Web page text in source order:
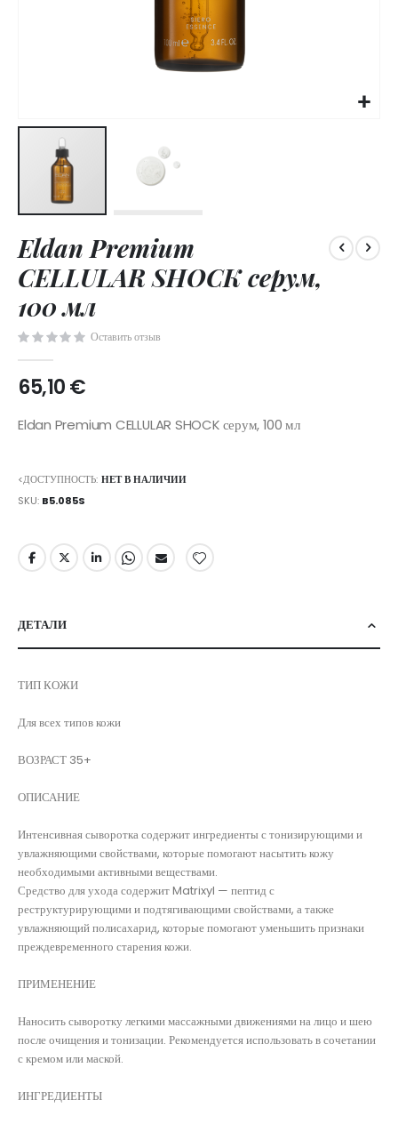
to
the
beginning
the
images
Eldan Premium
CELLULAR SHOCK серум,
100 мл
Оставить отзыв
65,10 €
Eldan Premium CELLULAR SHOCK серум, 100 мл
<ДОСТУПНОСТЬ: НЕТ В НАЛИЧИИ
SKU B5.085S
ДЕТАЛИ
ТИП КОЖИ
Для всех типов кожи
ВОЗРАСТ 35+
ОПИСАНИЕ
Интенсивная сыворотка содержит ингредиенты с тонизирующими и
увлажняющими свойствами, которые помогают насытить кожу
необходимыми активными веществами.
Средство для ухода содержит Matrixyl — пептид с
реструктурирующими и подтягивающими свойствами, а также
увлажняющий полисахарид, которые помогают уменьшить признаки
преждевременного старения кожи.
ПРИМЕНЕНИЕ
Наносить сыворотку легкими массажными движениями на лицо и шею
после очищения и тонизации. Рекомендуется использовать в сочетании
с кремом или маской.
ИНГРЕДИЕНТЫ